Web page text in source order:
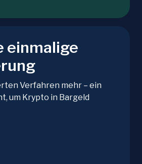
einmalige
Verfahren mehr – ein
um Krypto in Bargeld